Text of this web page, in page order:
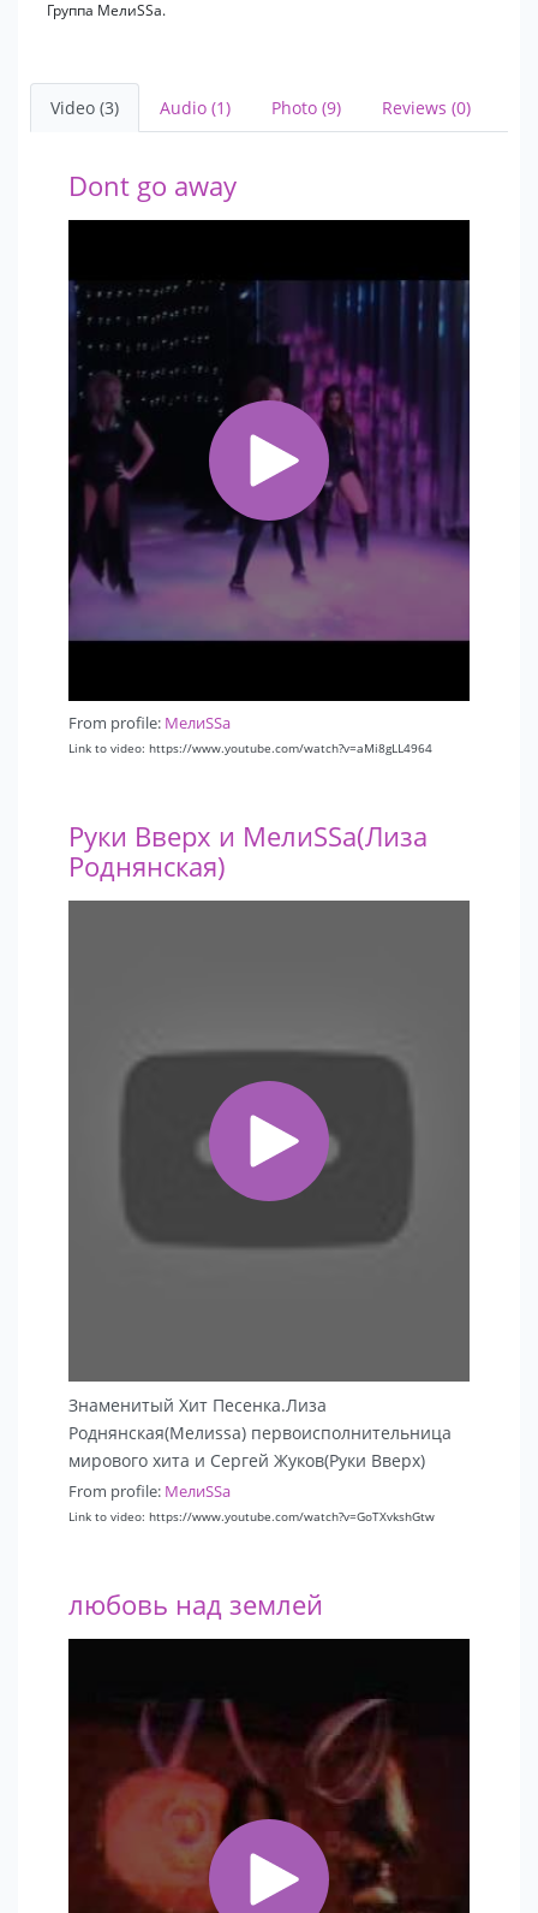
Группа МелиSSa.
Video (3) Audio (1) Photo (9) Reviews (0)
Dont go away
From profile: MелиSSa
Link to video: https://www.youtube.com/watch?v=aMi8gLL4964
Руки Вверх и МелиSSа(Лиза
Роднянская)
Знаменитый Хит Песенка.Лиза
Роднянская(Мелиssа) первоисполнительница
мирового хита и Сергей Жуков(Руки Вверх)
From profile: MелиSSa
Link to video: https://www.youtube.com/watch?v=GoTXvkshGtw
любовь над землей